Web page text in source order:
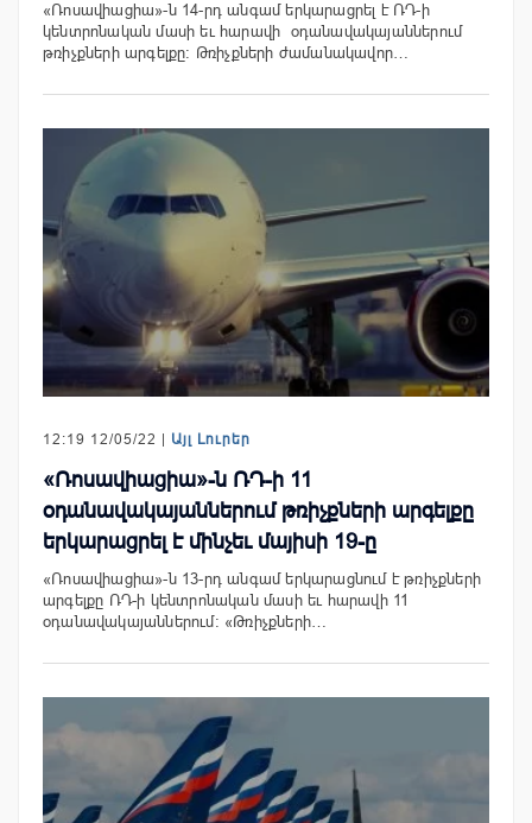
«Ռոսավիացիա»-ն 14-րդ անգամ երկարացրել է ՌԴ-ի
կենտրոնական մասի եւ հարավի օդանավակայաններում
թռիչքների արգելքը: Թռիչքների ժամանակավոր…
12:19 12/05/22 | Այլ Լուրեր
«Ռոսավիացիա»-ն ՌԴ-ի 11
օդանավակայաններում թռիչքների արգելքը
երկարացրել է մինչեւ մայիսի 19-ը
«Ռոսավիացիա»-ն 13-րդ անգամ երկարացնում է թռիչքների
արգելքը ՌԴ-ի կենտրոնական մասի եւ հարավի 11
օդանավակայաններում: «Թռիչքների…